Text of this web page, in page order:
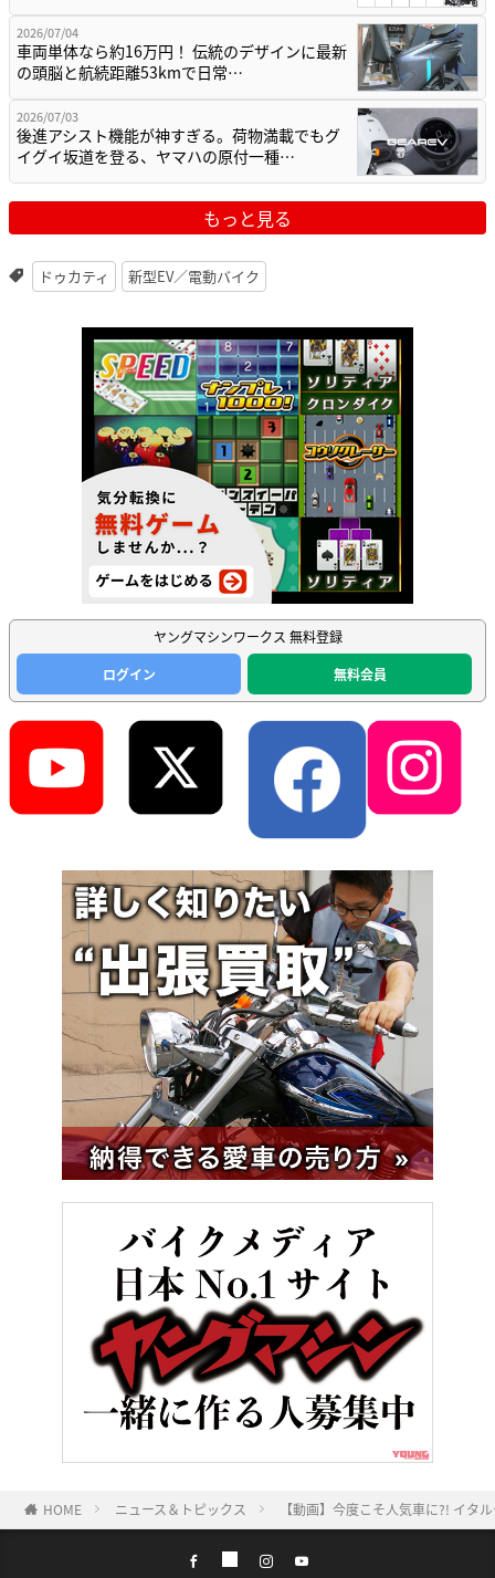
2026/07/04
車両単体なら約16万円！ 伝統のデザインに最新
の頭脳と航続距離53kmで日常…
2026/07/03
後進アシスト機能が神すぎる。荷物満載でもグ
イグイ坂道を登る、ヤマハの原付一種…
もっと見る
ドゥカティ 新型EV／電動バイク
ヤングマシンワークス 無料登録
ログイン
無料会員
HOME ニュース＆トピックス 【動画】今度こそ人気車に?! イタ